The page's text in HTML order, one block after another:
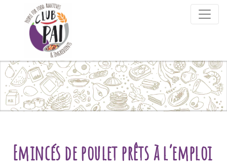
Skip to content
Emincés de poulet prêts à l’emploi